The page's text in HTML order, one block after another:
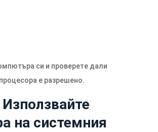
си и проверете дали
е разрешено.
на системния